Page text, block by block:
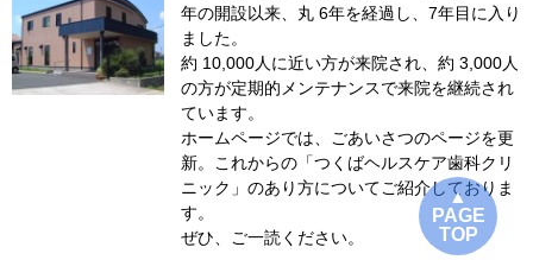
年の開設以来、丸 6年を経過し、7年目に入り
ました。
約 10,000人に近い方が来院され、約 3,000人
の方が定期的メンテナンスで来院を継続され
ています。
ホームページでは、ごあいさつのページを更
新。これからの「つくばヘルスケア歯科クリ
ニック」のあり方についてご紹介しておりま
す。
ぜひ、ご一読ください。
▲
PAGE
TOP